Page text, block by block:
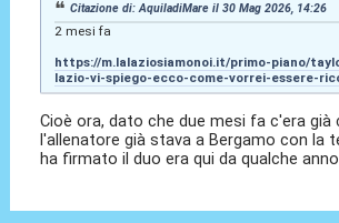
Citazione di: AquiladiMare il 30 Mag 2026, 14:26
2 mesi fa
https://m.lalaziosiamonoi.it/primo-piano/
lazio-vi-spiego-ecco-come-vorrei-essere-
Cioè ora, dato che due mesi fa c'era
l'allenatore già stava a Bergamo con la
ha firmato il duo era qui da qualche anno